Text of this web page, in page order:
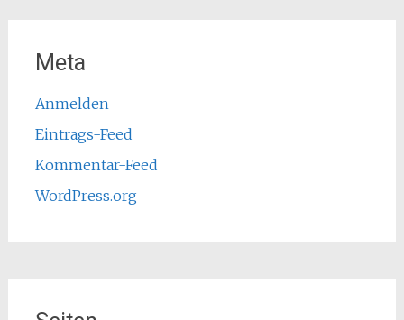
Meta
Anmelden
Eintrags-Feed
Kommentar-Feed
WordPress.org